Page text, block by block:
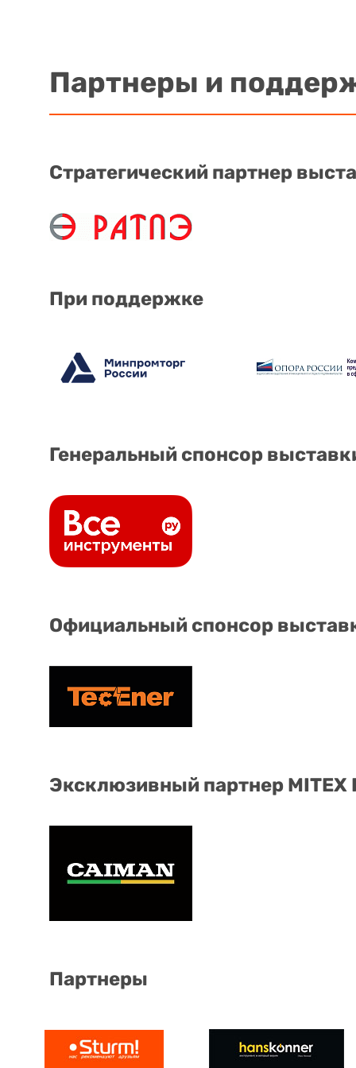
Партнеры и
Стратегический партнер
При поддержке
Генеральный спонсор
Официальный спонсор
Эксклюзивный партнер
Партнеры